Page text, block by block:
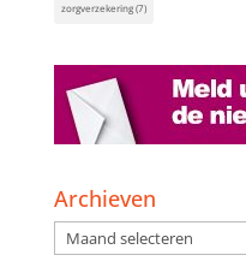
zorgverzekering(7)
Archieven
Archieven